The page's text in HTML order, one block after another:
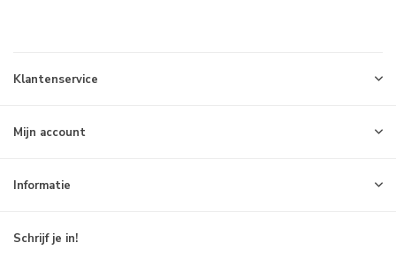
Klantenservice
Mijn account
Informatie
Schrijf je in!